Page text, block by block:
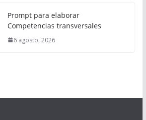
Prompt para elaborar
Competencias transversales
6 agosto, 2026